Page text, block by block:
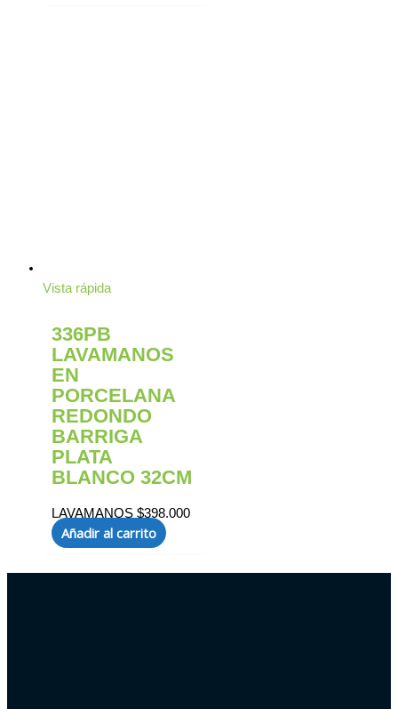
Vista rápida
336PB
LAVAMANOS
EN
PORCELANA
REDONDO
BARRIGA
PLATA
BLANCO 32CM
LAVAMANOS $398.000
Añadir al carrito